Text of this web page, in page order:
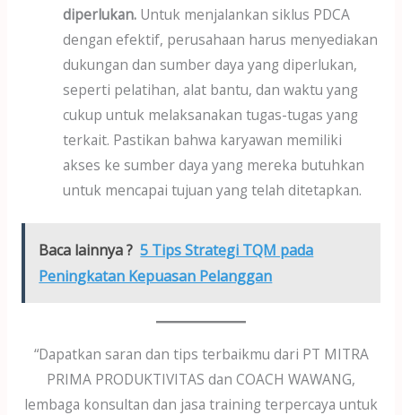
diperlukan. Untuk menjalankan siklus PDCA
dengan efektif, perusahaan harus menyediakan
dukungan dan sumber daya yang diperlukan,
seperti pelatihan, alat bantu, dan waktu yang
cukup untuk melaksanakan tugas-tugas yang
terkait. Pastikan bahwa karyawan memiliki
akses ke sumber daya yang mereka butuhkan
untuk mencapai tujuan yang telah ditetapkan.
Baca lainnya ? 5 Tips Strategi TQM pada
Peningkatan Kepuasan Pelanggan
“Dapatkan saran dan tips terbaikmu dari PT MITRA
PRIMA PRODUKTIVITAS dan COACH WAWANG,
lembaga konsultan dan jasa training terpercaya untuk